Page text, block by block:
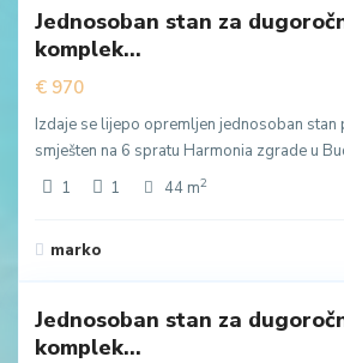
Jednosoban stan za
komplek...
€ 970
Izdaje se lijepo opremljen jednosoban stan
smješten na 6 spratu Harmonia zgrade u
1
1 44 m2
marko
Budva
Jednosoban stan za
komplek...